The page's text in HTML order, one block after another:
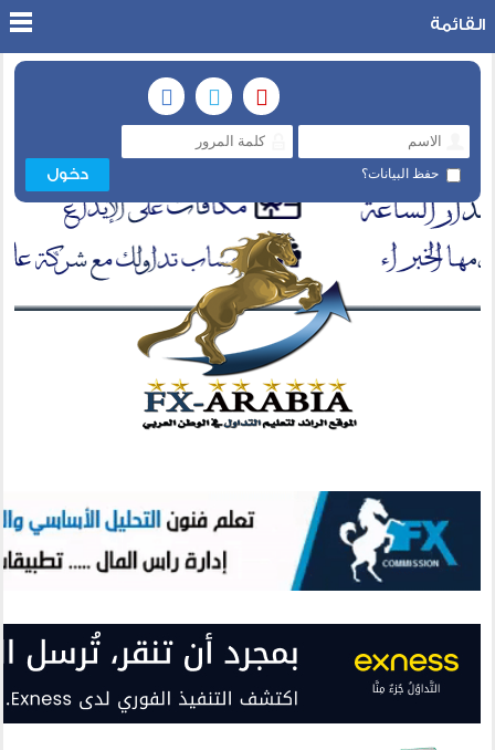
حفظ البيانات؟
القائمة